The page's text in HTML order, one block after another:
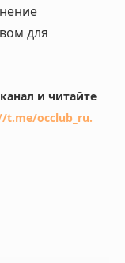
для
и читайте
t.me/occlub_ru.